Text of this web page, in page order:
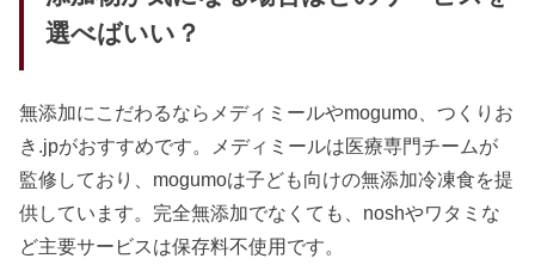
選べばいい？
無添加にこだわるならメディミールやmogumo、つくりお
き.jpがおすすめです。メディミールは医療専門チームが
監修しており、mogumoは子ども向けの無添加冷凍食を提
供しています。完全無添加でなくても、noshやワタミな
ど主要サービスは保存料不使用です。